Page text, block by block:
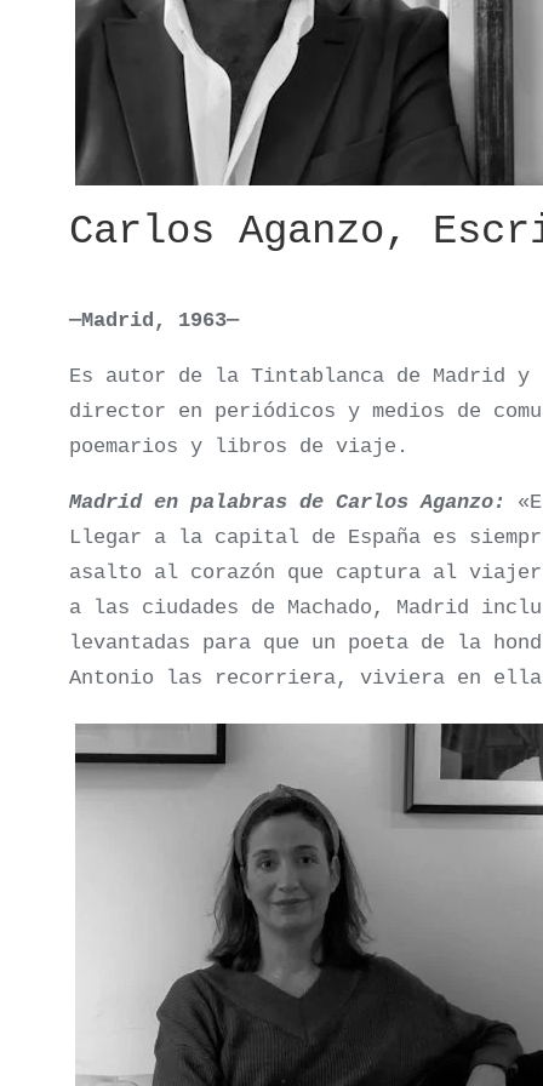
Carlos Aganzo,
—Madrid, 1963—
Es autor de la Tintablanca de Madrid y
director en periódicos y medios de
poemarios y libros de viaje.
Madrid en palabras de Carlos Aganzo:
Llegar a la capital de España es
asalto al corazón que captura al
a las ciudades de Machado, Madrid
levantadas para que un poeta de la
Antonio las recorriera, viviera en